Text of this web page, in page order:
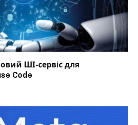
ШІ-сервіс для
Code